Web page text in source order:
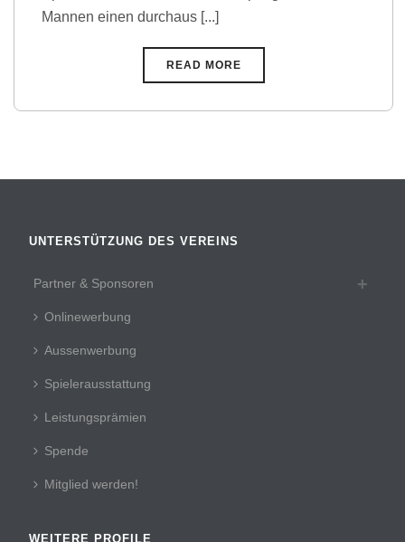
Mannen einen durchaus [...]
READ MORE
UNTERSTÜTZUNG DES VEREINS
Partner & Sponsoren
Onlinewerbung
Aussenwerbung
Spielerausstattung
Leistungsprämien
Spende
Mitglied werden!
WEITERE PROFILE